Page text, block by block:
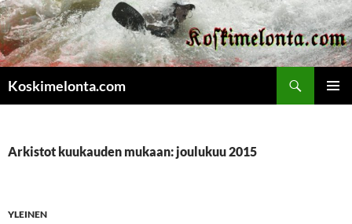
Koskimelonta.com
Arkistot kuukauden mukaan: joulukuu 2015
YLEINEN